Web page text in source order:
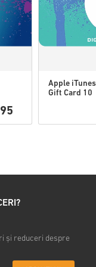
ghidul rapid de
Conținut descărcabil
putea juca această
Este posibil să primiți
Apple iTunes
Gift Card 10
și reduceri despre